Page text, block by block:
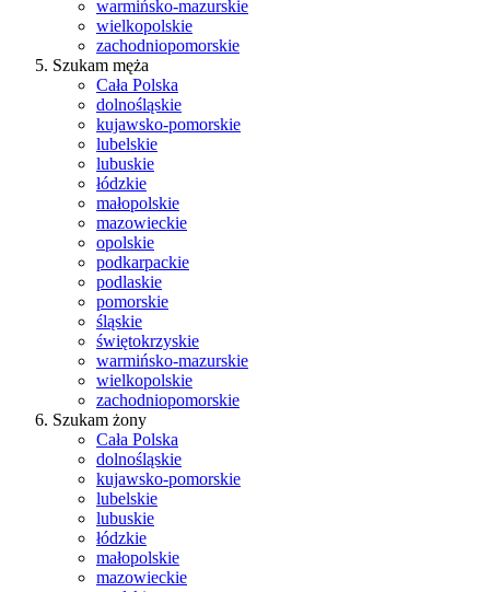
warmińsko-mazurskie
wielkopolskie
zachodniopomorskie
Szukam męża
Cała Polska
dolnośląskie
kujawsko-pomorskie
lubelskie
lubuskie
łódzkie
małopolskie
mazowieckie
opolskie
podkarpackie
podlaskie
pomorskie
śląskie
świętokrzyskie
warmińsko-mazurskie
wielkopolskie
zachodniopomorskie
Szukam żony
Cała Polska
dolnośląskie
kujawsko-pomorskie
lubelskie
lubuskie
łódzkie
małopolskie
mazowieckie